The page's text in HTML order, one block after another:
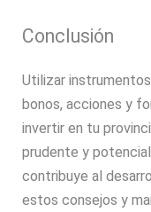
Conclusión
Utilizar
bonos, acciones y
invertir en tu
prudente y
contribuye al
estos consejos y